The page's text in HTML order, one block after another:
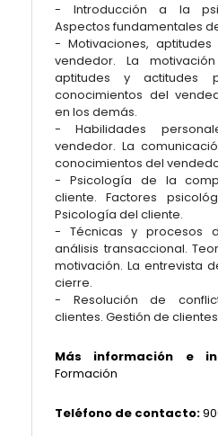
- Introducción a la
Aspectos fundamentales
- Motivaciones,
vendedor. La
aptitudes y actitudes
conocimientos del
en los demás.
- Habilidades
vendedor. La
conocimientos del
- Psicología de la
cliente. Factores
Psicología del cliente.
- Técnicas y procesos
análisis transaccional.
motivación. La entrevista
cierre.
- Resolución de
clientes. Gestión de
Más información e
Formación
Teléfono de contacto: